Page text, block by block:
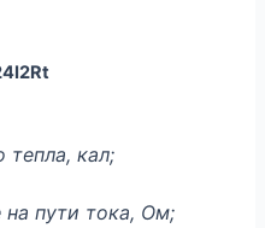
тепла, кал;
пути тока, Ом;